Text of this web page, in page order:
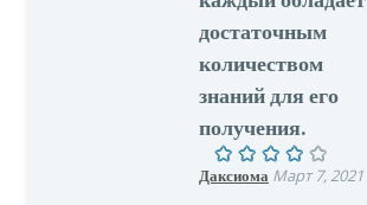
достаточным
количеством
знаний для его
получения.
Даксиома Март 7, 2021